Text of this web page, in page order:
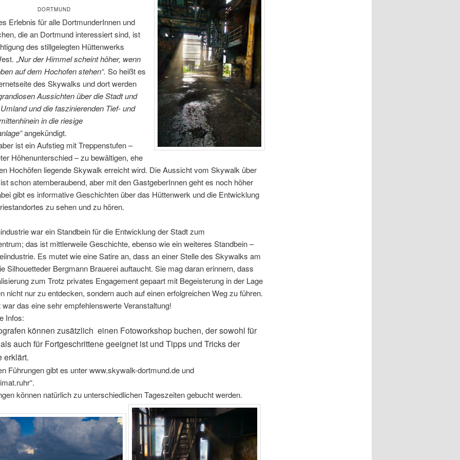
DORTMUND
Erlebnis für alle DortmunderInnen und
die an Dortmund interessiert sind, ist
des stillgelegten Hüttenwerks
„Nur der Himmel scheint höher, wenn
auf dem Hochofen stehen“. So heißt es
des Skywalks und dort werden
Aussichten über die Stadt und
und die faszinierenden Tief- und
in die riesige
angekündigt.
ist ein Aufstieg mit Treppenstufen –
Höhenunterschied – zu bewältigen, ehe
Hochöfen liegende Skywalk erreicht wird. Die Aussicht vom Skywalk über
schon atemberaubend, aber mit den GastgeberInnen geht es noch höher
gibt es informative Geschichten über das Hüttenwerk und die Entwicklung
zu sehen und zu hören.
war ein Standbein für die Entwicklung der Stadt zum
das ist mittlerweile Geschichte, ebenso wie ein weiteres Standbein –
Es mutet wie eine Satire an, dass an einer Stelle des Skywalks am
Silhouetteder Bergmann Brauerei auftaucht. Sie mag daran erinnern, dass
zum Trotz privates Engagement gepaart mit Begeisterung in der Lage
nicht nur zu entdecken, sondern auch auf einen erfolgreichen Weg zu führen.
das eine sehr empfehlenswerte Veranstaltung!
Infos:
können zusätzlich einen Fotoworkshop buchen, der sowohl für
auch für Fortgeschrittene geeignet ist und Tipps und Tricks der
erklärt.
Führungen gibt es unter www.skywalk-dortmund.de und
können natürlich zu unterschiedlichen Tageszeiten gebucht werden.